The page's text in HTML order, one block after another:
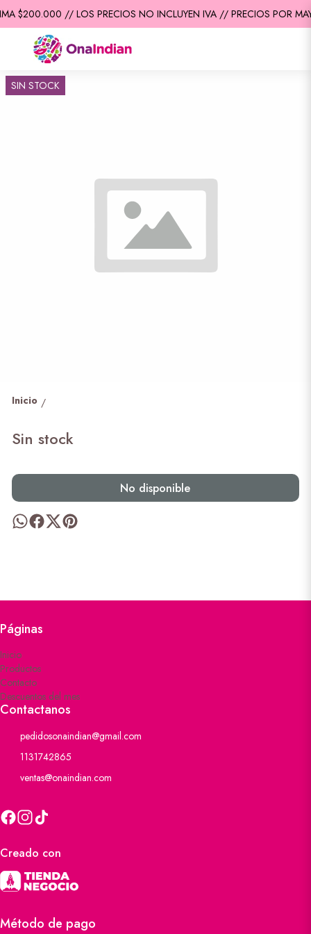
$200.000 // LOS PRECIOS NO INCLUYEN IVA // PRECIOS POR
SIN STOCK
Inicio /
Sin stock
No disponible
Páginas
Inicio
Productos
Contacto
Descuentos del mes
Contactanos
pedidosonaindian@gmail.com
1131742865
ventas@onaindian.com
Creado con
Método de pago